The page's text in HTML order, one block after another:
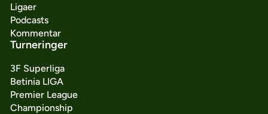
Ligaer
Podcasts
Kommentar
Turneringer
3F Superliga
Betinia LIGA
Premier League
Championship